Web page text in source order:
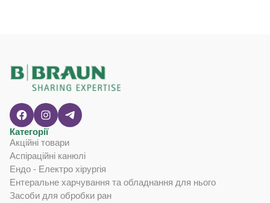
Категорії
Акційні товари
Аспіраційні канюлі
Ендо - Електро хірургія
Ентеральне харчування та обладнання для нього
Засоби для обробки ран